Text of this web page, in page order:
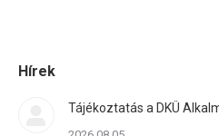
Hírek
Tájékoztatás a DKÜ